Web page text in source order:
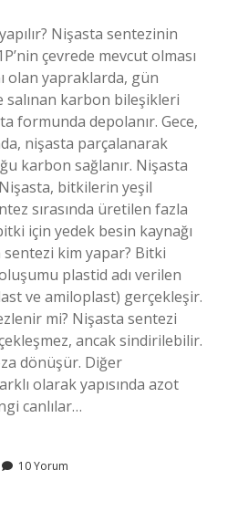
Nişasta sentezinin
çevrede mevcut olması
olan yapraklarda, gün
karbon bileşikleri
formunda depolanır. Gece,
nişasta parçalanarak
karbon sağlanır. Nişasta
bitkilerin yeşil
sırasında üretilen fazla
için yedek besin kaynağı
kim yapar? Bitki
plastid adı verilen
ve amiloplast) gerçekleşir.
mi? Nişasta sentezi
ancak sindirilebilir.
dönüşür. Diğer
olarak yapısında azot
canlılar…
10 Yorum